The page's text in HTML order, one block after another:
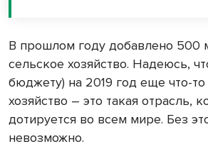
В прошлом году добавлено 500
сельское хозяйство. Надеюсь,
бюджету) на 2019 год еще что-
хозяйство – это такая отрасль,
дотируется во всем мире. Без
невозможно.